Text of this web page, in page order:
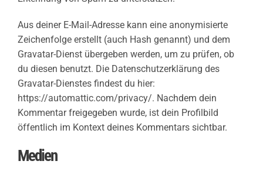
Aus deiner E-Mail-Adresse kann eine anonymisierte
Zeichenfolge erstellt (auch Hash genannt) und dem
Gravatar-Dienst übergeben werden, um zu prüfen, ob
du diesen benutzt. Die Datenschutzerklärung des
Gravatar-Dienstes findest du hier:
https://automattic.com/privacy/. Nachdem dein
Kommentar freigegeben wurde, ist dein Profilbild
öffentlich im Kontext deines Kommentars sichtbar.
Medien